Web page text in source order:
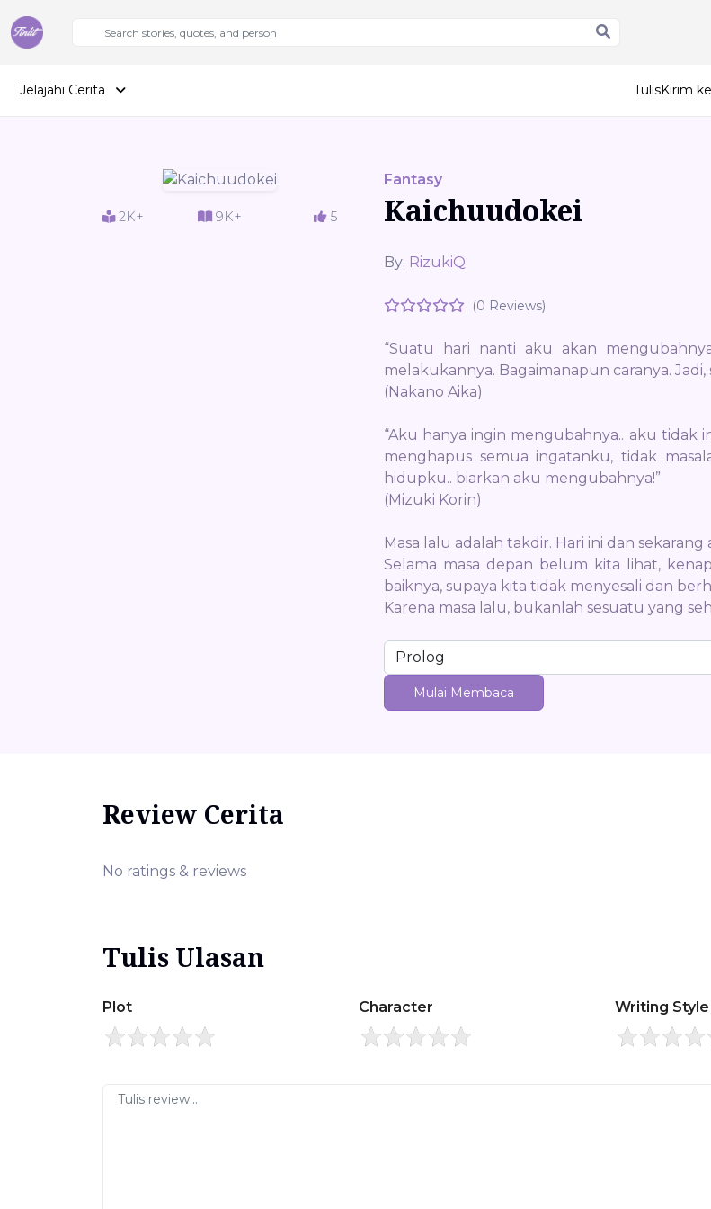
Jelajahi Cerita TulisKirim
2K+ 9K+ 5
Fantasy
Kaichuudokei
By: RizukiQ
(0 Reviews)
“Suatu hari nanti aku akan
melakukannya. Bagaimanapun caranya.
(Nakano Aika)
“Aku hanya ingin mengubahnya.. aku tidak
menghapus semua ingatanku, tidak
hidupku.. biarkan aku mengubahnya!”
(Mizuki Korin)
Masa lalu adalah takdir. Hari ini dan
Selama masa depan belum kita lihat,
baiknya, supaya kita tidak menyesali dan
Karena masa lalu, bukanlah sesuatu yang
Mulai Membaca
Review Cerita
No ratings & reviews
Tulis Ulasan
Plot Character Writing Style